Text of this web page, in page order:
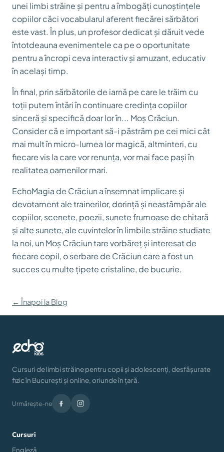
unei limbi străine și pentru a îmbogăți cunoștințele
copiilor căci vocabularul aferent fiecărei sărbători
este vast. În plus, un profesor dedicat și dăruit vede
întotdeauna evenimentele ca pe o oportunitate
pentru a încropi ceva interactiv și amuzant, educativ
în același timp.
În final, prin sărbătorile de iarnă pe care le trăim cu
toții putem întări în continuare credința copiilor
sinceră și specifică doar lor în... Moș Crăciun.
Consider că e important să-i păstrăm pe cei mici cât
mai mult în micro-lumea lor magică, altminteri, cu
fiecare vis la care vor renunța, vor mai face pași în
realitatea oamenilor mari.
EchoMagia de Crăciun a însemnat implicare și
devotament ale trainerilor, dorință și neastâmpăr ale
copiilor, scenete, poezii, sunete frumoase de chitară
și alte sunete, ale cuvintelor în limbile străine studiate
la noi, un Moș Crăciun tare vorbăreț și interesat de
fiecare copil, o serbare de Crăciun care a fost un
succes cu multe țipete cristaline, de bucurie.
← Înapoi la Blog
Cursuri de limbi străine pentru copii și adolescenți, desfășurate
fizic în București și online, oriunde în țară.
Urmărește-ne
Cursuri
Engleză